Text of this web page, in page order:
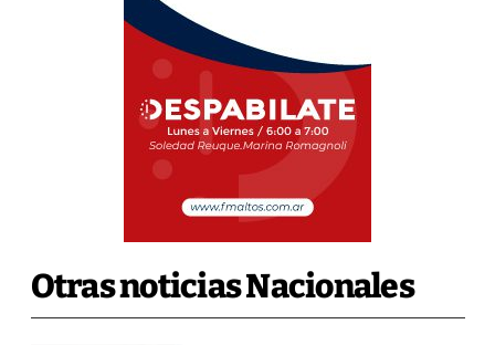
Otras noticias Nacionales